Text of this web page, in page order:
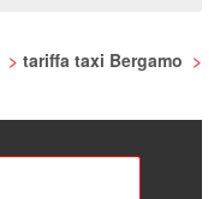
> tariffa taxi Bergamo >